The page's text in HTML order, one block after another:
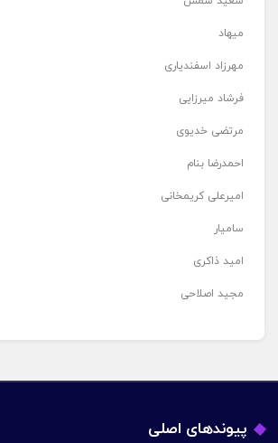
میهاد
مهرزاد اسفندیاری
فرشاد میرزایی
مرتضی خدیوی
احمدرضا بنام
امیرعلی کریمخانی
سامیار
امید ذاکری
مجید اصلاحی
پیوندهای اصلی